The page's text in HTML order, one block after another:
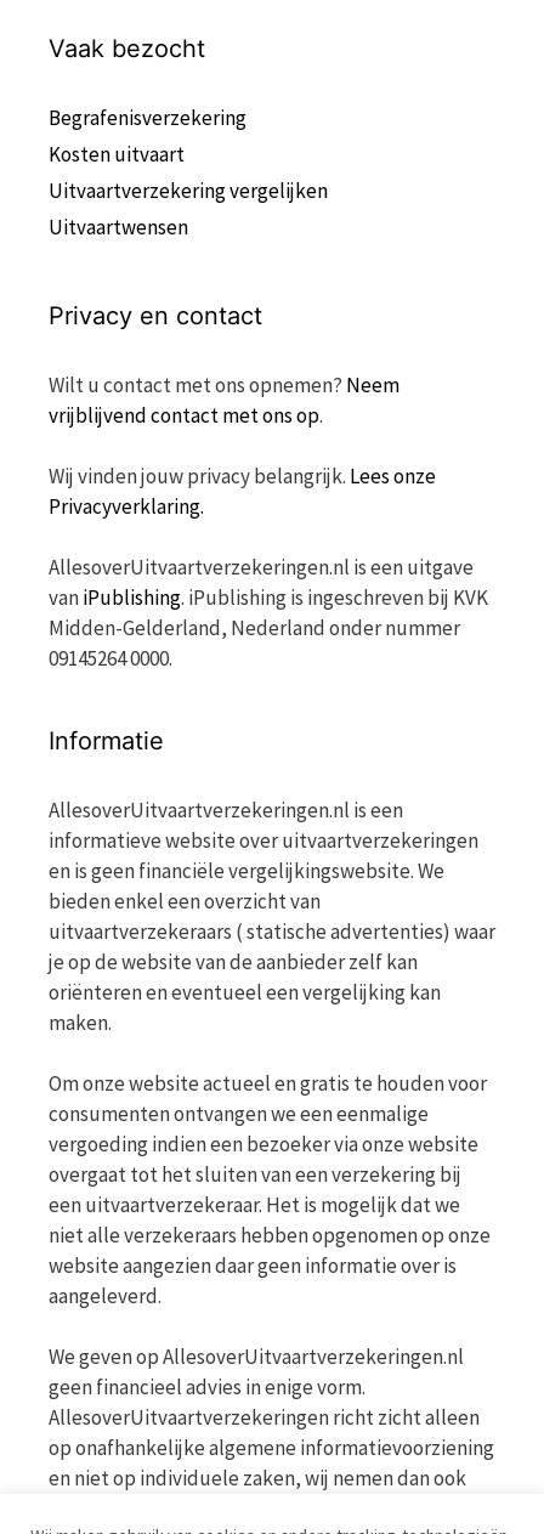
Vaak bezocht
Begrafenisverzekering
Kosten uitvaart
Uitvaartverzekering vergelijken
Uitvaartwensen
Privacy en contact
Wilt u contact met ons opnemen? Neem
vrijblijvend contact met ons op.
Wij vinden jouw privacy belangrijk. Lees onze
Privacyverklaring.
AllesoverUitvaartverzekeringen.nl is een uitgave
vaniPublishing. iPublishing is ingeschreven bij KVK
Midden-Gelderland, Nederland onder nummer
09145264 0000.
Informatie
AllesoverUitvaartverzekeringen.nl is een
informatieve website over uitvaartverzekeringen
en is geen financiële vergelijkingswebsite. We
bieden enkel een overzicht van
uitvaartverzekeraars ( statische advertenties) waar
je op de website van de aanbieder zelf kan
oriënteren en eventueel een vergelijking kan
maken.
Om onze website actueel en gratis te houden voor
consumenten ontvangen we een eenmalige
vergoeding indien een bezoeker via onze website
overgaat tot het sluiten van een verzekering bij
een uitvaartverzekeraar. Het is mogelijk dat we
niet alle verzekeraars hebben opgenomen op onze
website aangezien daar geen informatie over is
aangeleverd.
We geven op AllesoverUitvaartverzekeringen.nl
geen financieel advies in enige vorm.
AllesoverUitvaartverzekeringen richt zicht alleen
op onafhankelijke algemene informatievoorziening
en niet op individuele zaken, wij nemen dan ook